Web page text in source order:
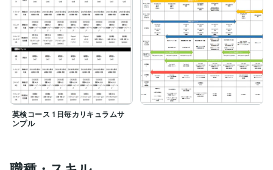
英検コース 1日毎カリキュラムサ
ンプル